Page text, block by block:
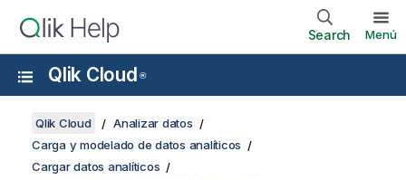
Search Menú
Qlik Cloud ®
Qlik Cloud
Analizar datos
Carga y modelado de datos analíticos
Cargar datos analíticos